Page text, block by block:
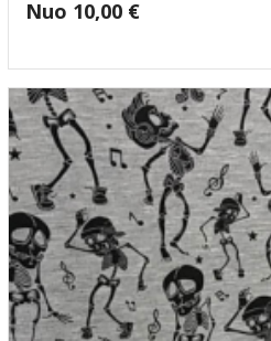
Nuo 10,00 €